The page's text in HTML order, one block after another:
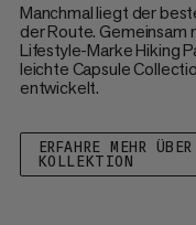
Manchmal liegt der
der Route. Gemeinsam
Lifestyle-Marke Hiking
leichte Capsule
entwickelt.
ERFAHRE MEHR
KOLLEKTION